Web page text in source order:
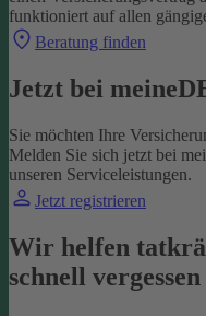
funktioniert auf allen
Beratung finden
Jetzt bei
Sie möchten Ihre
Melden Sie sich jetzt bei
unseren Serviceleistungen.
Jetzt registrieren
Wir helfen
schnell